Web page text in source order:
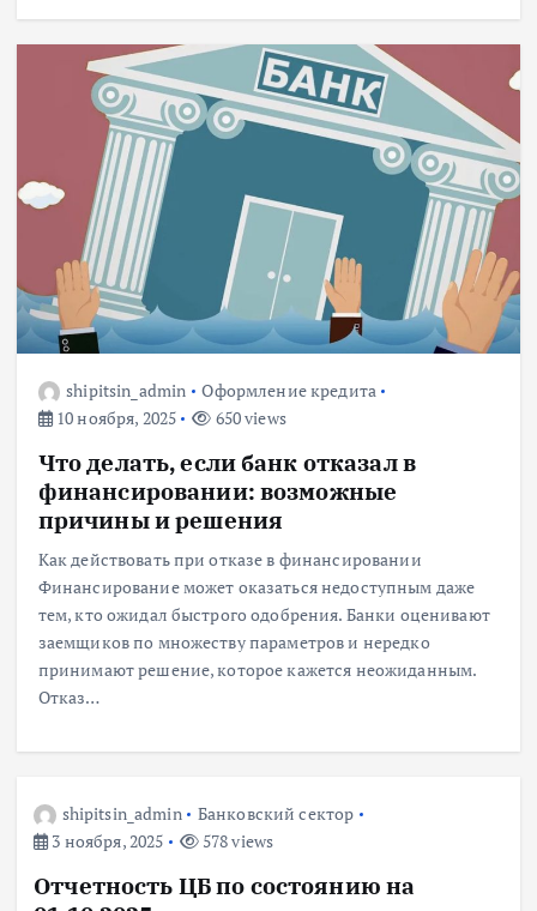
shipitsin_admin
Оформление кредита
10 ноября, 2025
650 views
Что делать, если банк отказал в
финансировании: возможные
причины и решения
Как действовать при отказе в финансировании
Финансирование может оказаться недоступным даже
тем, кто ожидал быстрого одобрения. Банки оценивают
заемщиков по множеству параметров и нередко
принимают решение, которое кажется неожиданным.
Отказ…
shipitsin_admin
Банковский сектор
3 ноября, 2025
578 views
Отчетность ЦБ по состоянию на